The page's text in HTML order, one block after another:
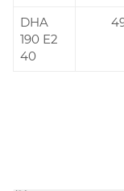
DHA
190 E2
40